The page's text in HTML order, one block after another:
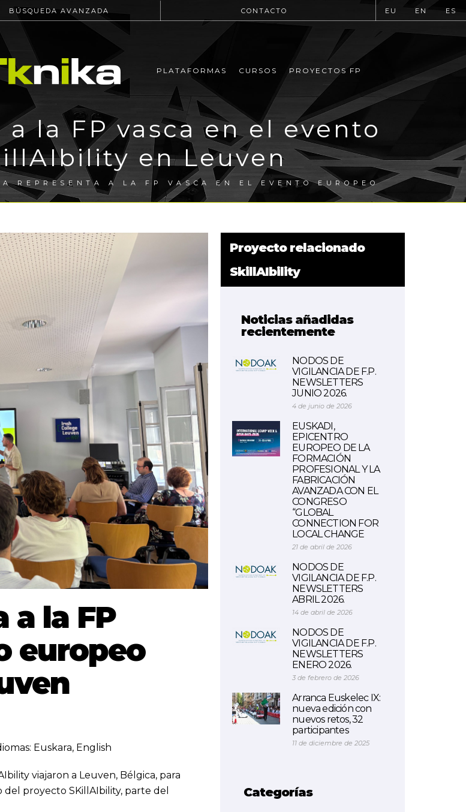
BÚSQUEDA AVANZADA CONTACTO EU EN ES
PLATAFORMAS CURSOS PROYECTOS FP
la FP vasca en el evento
en Leuven
REPRESENTA A LA FP VASCA EN EL EVENTO EUROPEO
a la FP
europeo
Euskara, English
viajaron a Leuven, Bélgica, para
proyecto SKillAIbility, parte del
Proyecto relacionado
SkillAIbility
Noticias añadidas
recientemente
NODOS DE
VIGILANCIA DE F.P.
NEWSLETTERS
JUNIO 2026.
4 de junio de 2026
EUSKADI,
EPICENTRO
EUROPEO DE LA
FORMACIÓN
PROFESIONAL Y LA
FABRICACIÓN
AVANZADA CON EL
CONGRESO
“GLOBAL
CONNECTION FOR
LOCAL CHANGE
21 de abril de 2026
NODOS DE
VIGILANCIA DE F.P.
NEWSLETTERS
ABRIL 2026.
14 de abril de 2026
NODOS DE
VIGILANCIA DE F.P.
NEWSLETTERS
ENERO 2026.
3 de febrero de 2026
Arranca Euskelec IX:
nueva edición con
nuevos retos, 32
participantes
11 de diciembre de 2025
Categorías